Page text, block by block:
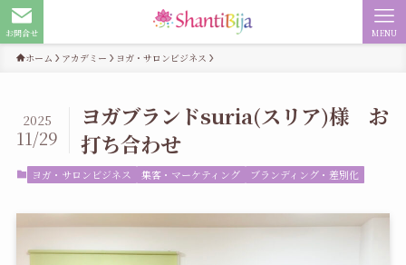
お問合せ MENU
ホーム アカデミー ヨガ・サロンビジネス
ヨガブランドsuria(スリア)様 お
打ち合わせ
2025
11/29
ヨガ・サロンビジネス 集客・マーケティング ブランディング・差別化